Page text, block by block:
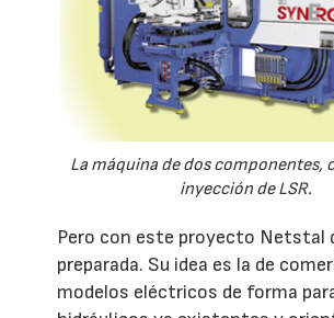
La máquina de dos componentes,
inyección de LSR.
Pero con este proyecto Netstal
preparada. Su idea es la de
modelos eléctricos de forma